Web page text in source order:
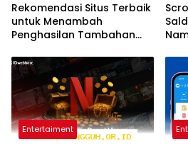
Rekomendasi Situs Terbaik
untuk Menambah
Penghasilan Tambahan
Entertaiment